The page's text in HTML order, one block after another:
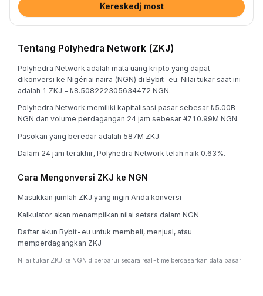
Kereskedj most
Tentang Polyhedra Network (ZKJ)
Polyhedra Network adalah mata uang kripto yang dapat
dikonversi ke Nigériai naira (NGN) di Bybit-eu. Nilai tukar saat ini
adalah 1 ZKJ = ₦8.508222305634472 NGN.
Polyhedra Network memiliki kapitalisasi pasar sebesar ₦5.00B
NGN dan volume perdagangan 24 jam sebesar ₦710.99M NGN.
Pasokan yang beredar adalah 587M ZKJ.
Dalam 24 jam terakhir, Polyhedra Network telah naik 0.63%.
Cara Mengonversi ZKJ ke NGN
Masukkan jumlah ZKJ yang ingin Anda konversi
Kalkulator akan menampilkan nilai setara dalam NGN
Daftar akun Bybit-eu untuk membeli, menjual, atau
memperdagangkan ZKJ
Nilai tukar ZKJ ke NGN diperbarui secara real-time berdasarkan data pasar.